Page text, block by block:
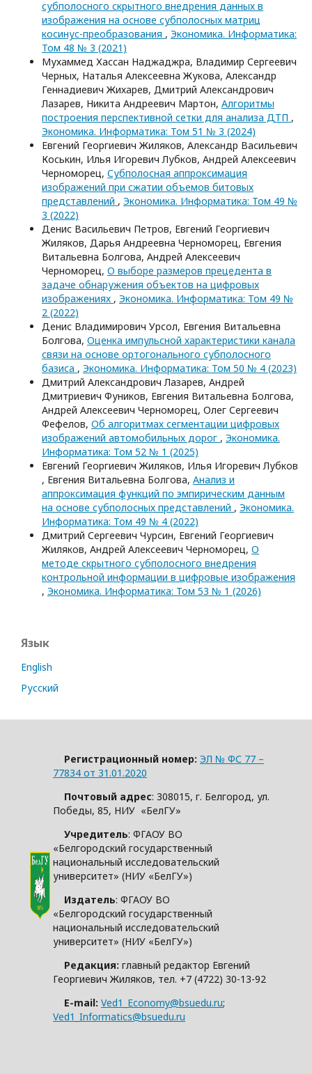
субполосного скрытного внедрения данных в
изображения на основе субполосных матриц
косинус-преобразования , Экономика. Информатика:
Том 48 № 3 (2021)
Мухаммед Хасcан Наджаджра, Владимир Сергеевич
Черных, Наталья Алексеевна Жукова, Александр
Геннадиевич Жихарев, Дмитрий Александрович
Лазарев, Никита Андреевич Мартон, Алгоритмы
построения перспективной сетки для анализа ДТП ,
Экономика. Информатика: Том 51 № 3 (2024)
Евгений Георгиевич Жиляков, Александр Васильевич
Коськин, Илья Игоревич Лубков, Андрей Алексеевич
Черноморец, Субполосная аппроксимация
изображений при сжатии объемов битовых
представлений , Экономика. Информатика: Том 49 №
3 (2022)
Денис Васильевич Петров, Евгений Георгиевич
Жиляков, Дарья Андреевна Черноморец, Евгения
Витальевна Болгова, Андрей Алексеевич
Черноморец, О выборе размеров прецедента в
задаче обнаружения объектов на цифровых
изображениях , Экономика. Информатика: Том 49 №
2 (2022)
Денис Владимирович Урсол, Евгения Витальевна
Болгова, Оценка импульсной характеристики канала
связи на основе ортогонального субполосного
базиса , Экономика. Информатика: Том 50 № 4 (2023)
Дмитрий Александрович Лазарев, Андрей
Дмитриевич Фуников, Евгения Витальевна Болгова,
Андрей Алексеевич Черноморец, Олег Сергеевич
Фефелов, Об алгоритмах сегментации цифровых
изображений автомобильных дорог , Экономика.
Информатика: Том 52 № 1 (2025)
Евгений Георгиевич Жиляков, Илья Игоревич Лубков
, Евгения Витальевна Болгова, Анализ и
аппроксимация функций по эмпирическим данным
на основе субполосных представлений , Экономика.
Информатика: Том 49 № 4 (2022)
Дмитрий Сергеевич Чурсин, Евгений Георгиевич
Жиляков, Андрей Алексеевич Черноморец, О
методе скрытного субполосного внедрения
контрольной информации в цифровые изображения
, Экономика. Информатика: Том 53 № 1 (2026)
Язык
English
Русский
Регистрационный номер: ЭЛ № ФС 77 –
77834 от 31.01.2020
Почтовый адрес: 308015, г. Белгород, ул.
Победы, 85, НИУ «БелГУ»
Учредитель: ФГАОУ ВО
«Белгородский государственный
национальный исследовательский
университет» (НИУ «БелГУ»)
Издатель: ФГАОУ ВО
«Белгородский государственный
национальный исследовательский
университет» (НИУ «БелГУ»)
Редакция: главный редактор Евгений
Георгиевич Жиляков, тел. +7 (4722) 30-13-92
E-mail: Ved1_Economy@bsuedu.ru;
Ved1_Informatics@bsuedu.ru